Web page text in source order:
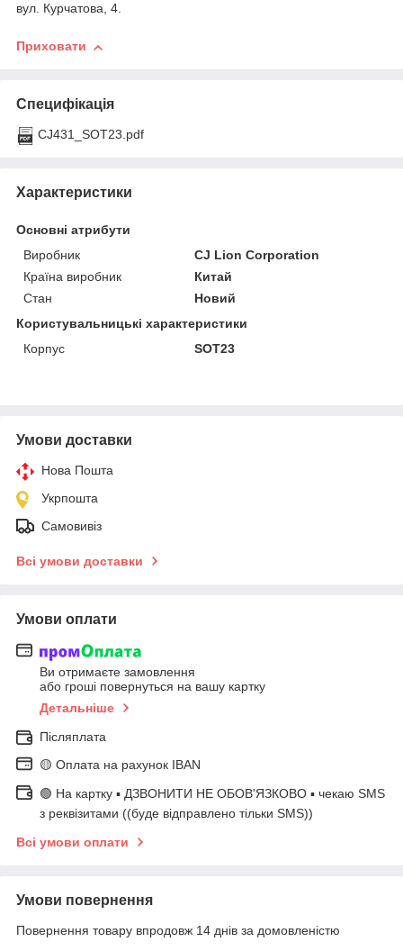
вул. Курчатова, 4.
Приховати
Специфікація
CJ431_SOT23.pdf
Характеристики
Основні атрибути
Виробник
CJ Lion Corporation
Країна виробник
Китай
Стан
Новий
Користувальницькі характеристики
Корпус
SOT23
Умови доставки
Нова Пошта
Укрпошта
Самовивіз
Всі умови доставки
Умови оплати
Ви отримаєте замовлення
або гроші повернуться на вашу картку
Детальніше
Післяплата
🟡 Оплата на рахунок IBAN
🟢 На картку ▪️ ДЗВОНИТИ НЕ ОБОВ'ЯЗКОВО ▪️ чекаю SMS
з реквізитами ((буде відправлено тільки SMS))
Всі умови оплати
Умови повернення
Повернення товару впродовж 14 днів за домовленістю